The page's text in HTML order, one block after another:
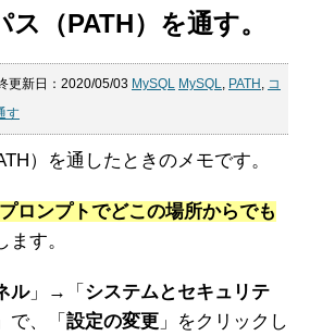
ス（PATH）を通す。
更新日：2020/05/03 MySQL MySQL, PATH , コ
す
）を通したときのメモです。
ロンプトでどこの場所からでも
ます。
ル」→「 システムとセキュリテ
」で、「 設定の変更 」をクリックし